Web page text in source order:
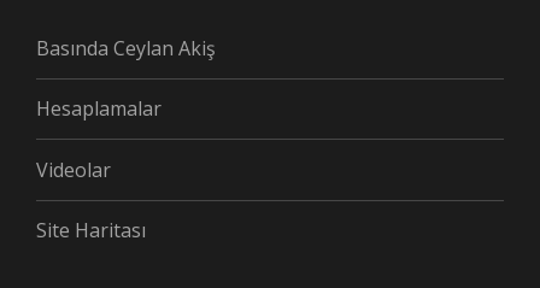
Basında Ceylan Akiş
Hesaplamalar
Videolar
Site Haritası